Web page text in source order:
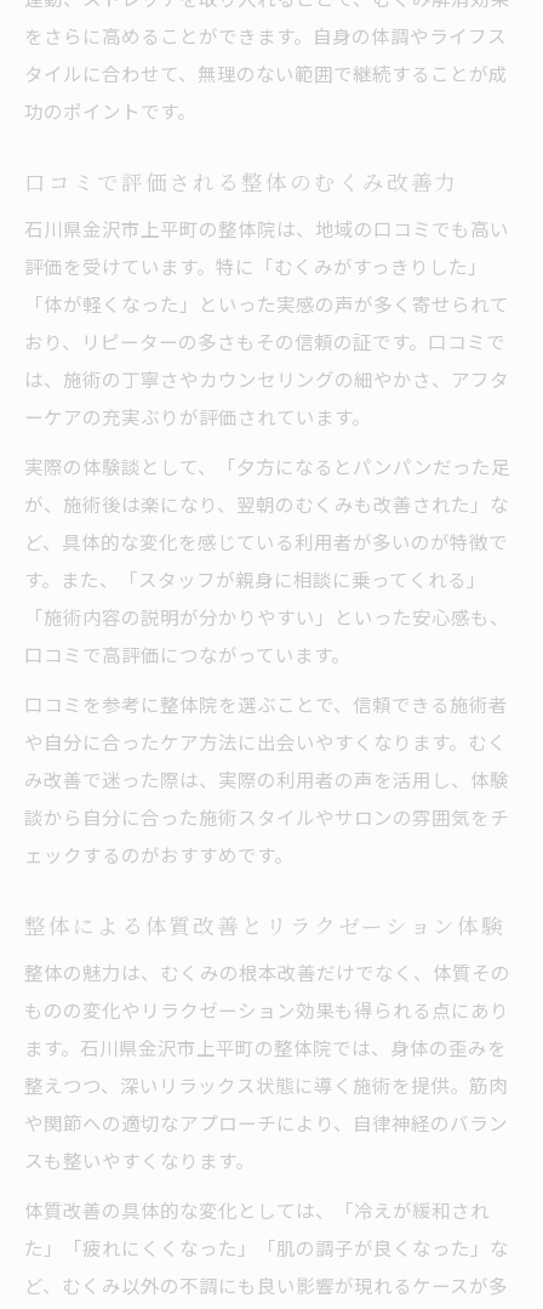
をさらに高めることができます。自身の体調やライフス
タイルに合わせて、無理のない範囲で継続することが成
功のポイントです。
口コミで評価される整体のむくみ改善力
石川県金沢市上平町の整体院は、地域の口コミでも高い
評価を受けています。特に「むくみがすっきりした」
「体が軽くなった」といった実感の声が多く寄せられて
おり、リピーターの多さもその信頼の証です。口コミで
は、施術の丁寧さやカウンセリングの細やかさ、アフタ
ーケアの充実ぶりが評価されています。
実際の体験談として、「夕方になるとパンパンだった足
が、施術後は楽になり、翌朝のむくみも改善された」な
ど、具体的な変化を感じている利用者が多いのが特徴で
す。また、「スタッフが親身に相談に乗ってくれる」
「施術内容の説明が分かりやすい」といった安心感も、
口コミで高評価につながっています。
口コミを参考に整体院を選ぶことで、信頼できる施術者
や自分に合ったケア方法に出会いやすくなります。むく
み改善で迷った際は、実際の利用者の声を活用し、体験
談から自分に合った施術スタイルやサロンの雰囲気をチ
ェックするのがおすすめです。
整体による体質改善とリラクゼーション体験
整体の魅力は、むくみの根本改善だけでなく、体質その
ものの変化やリラクゼーション効果も得られる点にあり
ます。石川県金沢市上平町の整体院では、身体の歪みを
整えつつ、深いリラックス状態に導く施術を提供。筋肉
や関節への適切なアプローチにより、自律神経のバラン
スも整いやすくなります。
体質改善の具体的な変化としては、「冷えが緩和され
た」「疲れにくくなった」「肌の調子が良くなった」な
ど、むくみ以外の不調にも良い影響が現れるケースが多